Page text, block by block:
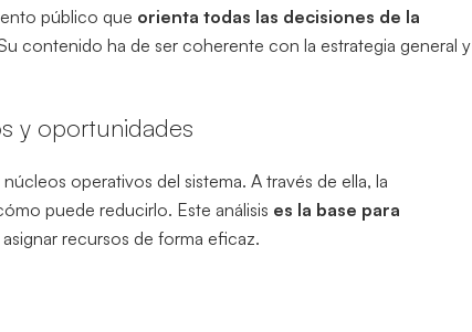
público que orienta todas las decisiones de la
contenido ha de ser coherente con la estrategia general y
y oportunidades
operativos del sistema. A través de ella, la
puede reducirlo. Este análisis es la base para
recursos de forma eficaz.